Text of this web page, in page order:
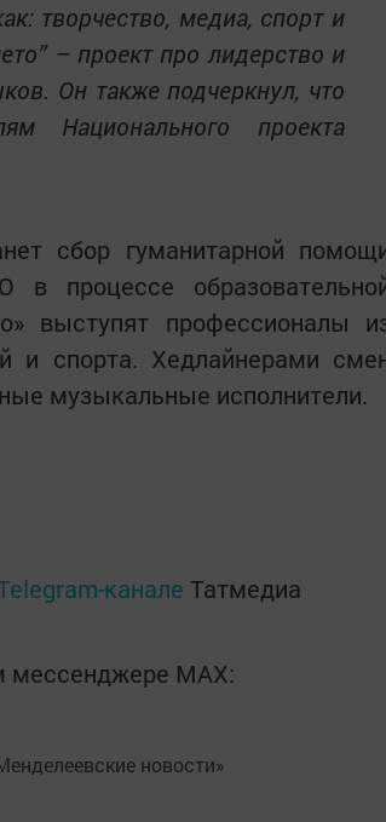
творчество, медиа, спорт и
– проект про лидерство и
Он также подчеркнул, что
Национального проекта
сбор гуманитарной
процессе
выступят профессионалы
и спорта. Хедлайнерами
музыкальные исполнители.
канале Татмедиа
мессенджере MАХ:
новости»